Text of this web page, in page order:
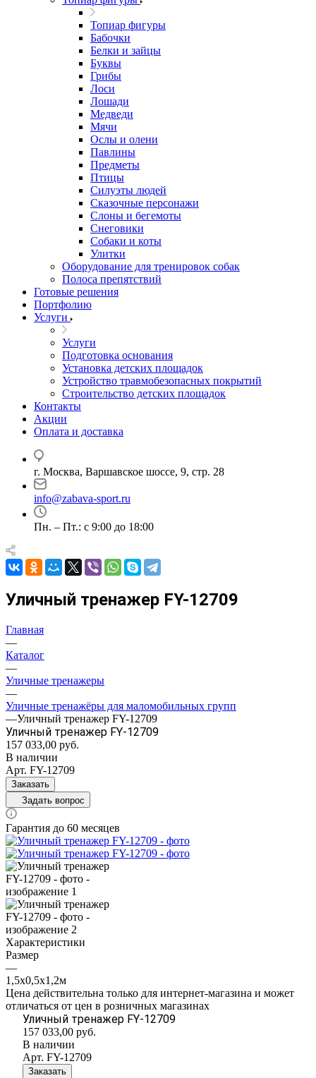
Топиар фигуры
Бабочки
Белки и зайцы
Буквы
Грибы
Лоси
Лошади
Медведи
Мячи
Ослы и олени
Павлины
Предметы
Птицы
Силуэты людей
Сказочные персонажи
Слоны и бегемоты
Снеговики
Собаки и коты
Улитки
Оборудование для тренировок собак
Полоса препятствий
Готовые решения
Портфолию
Услуги
Услуги
Подготовка основания
Установка детских площадок
Устройство травмобезопасных покрытий
Строительство детских площадок
Контакты
Акции
Оплата и доставка
г. Москва, Варшавское шоссе, 9, стр. 28
info@zabava-sport.ru
Пн. – Пт.: с 9:00 до 18:00
Уличный тренажер FY-12709
Главная
—
Каталог
—
Уличные тренажеры
—
Уличные тренажёры для маломобильных групп
—Уличный тренажер FY-12709
Уличный тренажер FY-12709
157 033,00 руб.
В наличии
Арт. FY-12709
Заказать
Задать вопрос
Гарантия до 60 месяцев
Характеристики
Размер
—
1,5х0,5х1,2м
Цена действительна только для интернет-магазина и может
отличаться от цен в розничных магазинах
Уличный тренажер FY-12709
157 033,00 руб.
В наличии
Арт. FY-12709
Заказать